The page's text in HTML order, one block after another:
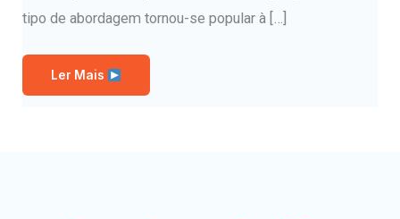
tipo de abordagem tornou-se popular à […]
Ler Mais